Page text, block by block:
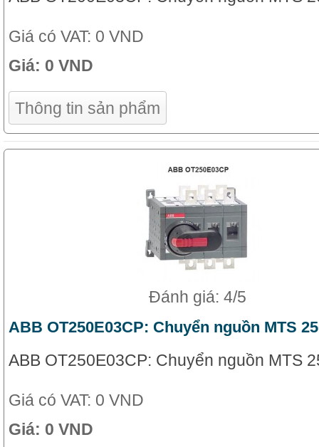
Giá có VAT: 0 VND
Giá: 0 VND
Thông tin sản phẩm
Đánh giá: 4/5
ABB OT250E03CP: Chuyển nguồn MTS
ABB OT250E03CP: Chuyển nguồn MTS
Giá có VAT: 0 VND
Giá: 0 VND